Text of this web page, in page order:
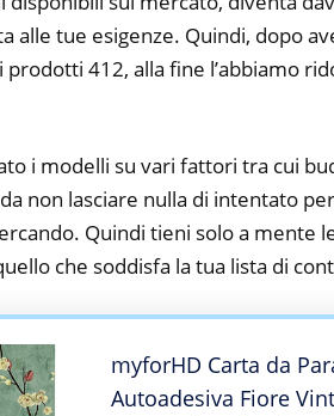
alle tue esigenze. Quindi, dopo
412, alla fine l’abbiamo
i modelli su vari fattori tra cui
non lasciare nulla di intentato
Quindi tieni solo a mente
che soddisfa la tua lista di
myforHD Carta da
Autoadesiva Fiore